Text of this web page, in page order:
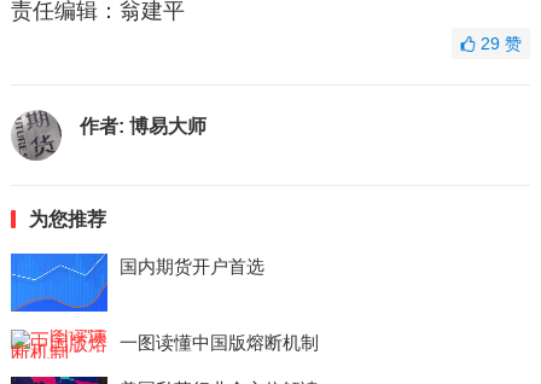
责任编辑：翁建平
29赞
作者: 博易大师
为您推荐
国内期货开户首选
一图读懂中国版熔断机制